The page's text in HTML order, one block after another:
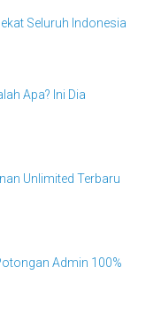
Seluruh Indonesia
Apa? Ini Dia
Unlimited Terbaru
Admin 100%